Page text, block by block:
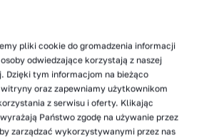
rozstrzygnąć, który z wyżej
ma największe znaczenie, dlatego
warto zweryfikować wszystkie te
pliki cookie do gromadzenia informacji
odwiedzające korzystają z naszej
tym informacjom na bieżąco
witryny oraz zapewniamy użytkownikom
z serwisu i oferty. Klikając
Państwo zgodę na używanie przez
zarządzać wykorzystywanymi przez nas